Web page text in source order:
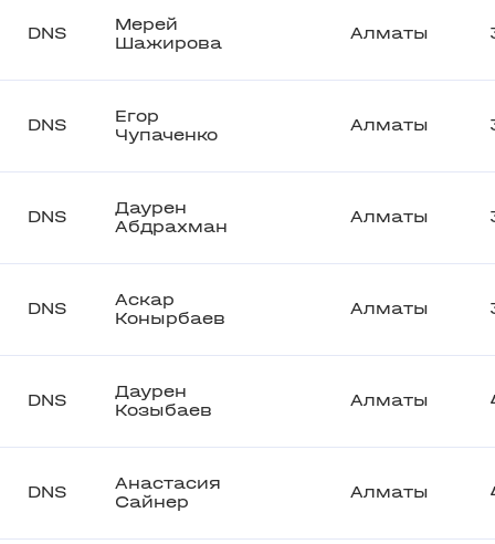
DNS
Мерей
Шажирова
Алматы
DNS
Егор
Чупаченко
Алматы
DNS
Даурен
Абдрахман
Алматы
DNS
Аскар
Конырбаев
Алматы
DNS
Даурен
Козыбаев
Алматы
DNS
Анастасия
Сайнер
Алматы